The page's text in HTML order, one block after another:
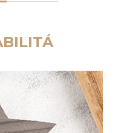
la genuinità e la
utilizzati nelle